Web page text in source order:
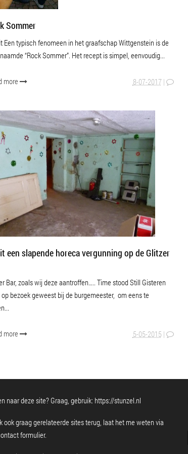
Sommer
Een typisch fenomeen in het graafschap Wittgenstein is de
“Rock Sommer”. Het recept is simpel, eenvoudig...
more 8-07-2017 |
een slapende horeca vergunning op de Glitzer
Bar, zoals wij deze aantroffen….. Time stood Still Gisteren
bezoek geweest bij de burgemeester, om eens te
more 5-05-2015 |
naar deze site? Graag, gebruik: https://stunzel.nl
ook graag gerelateerde sites terug, laat het me weten via
formulier.